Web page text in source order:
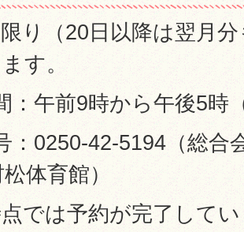
り（20日以降は翌月
す。
：午前9時から午後5時
：0250-42-5194（総合
体育館）
では予約が完了して